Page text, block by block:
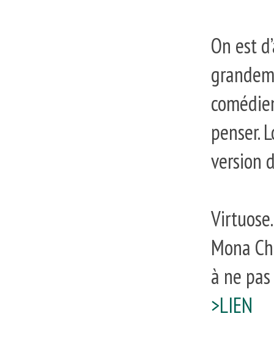
On est
penser.
version
Mona
à ne
>LIEN